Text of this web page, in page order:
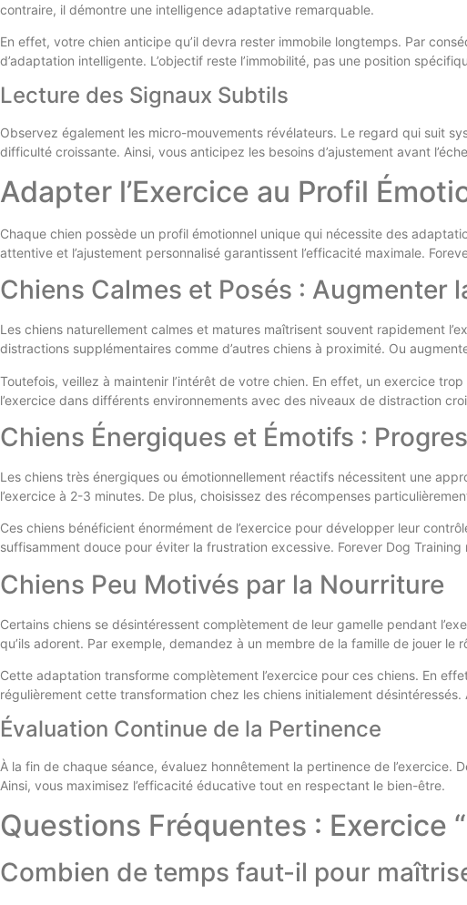
contraire, il démontre une intelligence adaptative remarquable.
En effet, votre chien anticipe qu’il devra rester immobile longtemps. Par
d’adaptation intelligente. L’objectif reste l’immobilité, pas une position
Lecture des Signaux Subtils
Observez également les micro-mouvements révélateurs. Le regard qui suit
difficulté croissante. Ainsi, vous anticipez les besoins d’ajustement avant
Adapter l’Exercice au Profil
Chaque chien possède un profil émotionnel unique qui nécessite des
attentive et l’ajustement personnalisé garantissent l’efficacité maximale.
Chiens Calmes et Posés : Augmenter
Les chiens naturellement calmes et matures maîtrisent souvent rapidement
distractions supplémentaires comme d’autres chiens à proximité. Ou
Toutefois, veillez à maintenir l’intérêt de votre chien. En effet, un exercice
l’exercice dans différents environnements avec des niveaux de distraction
Chiens Énergiques et Émotifs :
Les chiens très énergiques ou émotionnellement réactifs nécessitent une
l’exercice à 2-3 minutes. De plus, choisissez des récompenses
Ces chiens bénéficient énormément de l’exercice pour développer leur
suffisamment douce pour éviter la frustration excessive. Forever Dog
Chiens Peu Motivés par la Nourriture
Certains chiens se désintéressent complètement de leur gamelle pendant
qu’ils adorent. Par exemple, demandez à un membre de la famille de jouer le
Cette adaptation transforme complètement l’exercice pour ces chiens. En
régulièrement cette transformation chez les chiens initialement
Évaluation Continue de la Pertinence
À la fin de chaque séance, évaluez honnêtement la pertinence de
Ainsi, vous maximisez l’efficacité éducative tout en respectant le bien-être.
Questions Fréquentes : Exercice
Combien de temps faut-il pour